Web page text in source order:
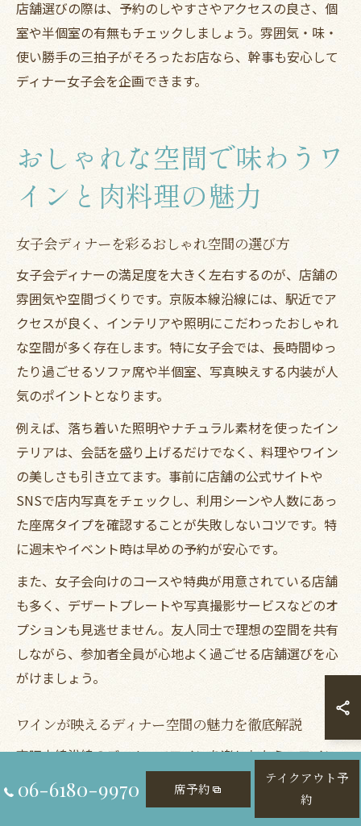
店舗選びの際は、予約のしやすさやアクセスの良さ、個
室や半個室の有無もチェックしましょう。雰囲気・味・
使い勝手の三拍子がそろったお店なら、幹事も安心して
ディナー女子会を企画できます。
おしゃれな空間で味わうワ
インと肉料理の魅力
女子会ディナーを彩るおしゃれ空間の選び方
女子会ディナーの満足度を大きく左右するのが、店舗の
雰囲気や空間づくりです。京阪本線沿線には、駅近でア
クセスが良く、インテリアや照明にこだわったおしゃれ
な空間が多く存在します。特に女子会では、長時間ゆっ
たり過ごせるソファ席や半個室、写真映えする内装が人
気のポイントとなります。
例えば、落ち着いた照明やナチュラル素材を使ったイン
テリアは、会話を盛り上げるだけでなく、料理やワイン
の美しさも引き立てます。事前に店舗の公式サイトや
SNSで店内写真をチェックし、利用シーンや人数にあっ
た座席タイプを確認することが失敗しないコツです。特
に週末やイベント時は早めの予約が安心です。
また、女子会向けのコースや特典が用意されている店舗
も多く、デザートプレートや写真撮影サービスなどのオ
プションも見逃せません。友人同士で理想の空間を共有
しながら、参加者全員が心地よく過ごせる店舗選びを心
がけましょう。
ワインが映えるディナー空間の魅力を徹底解説
京阪本線沿線のディナーでワインを楽しむなら、ワイン
グラスやボトルの見せ方にこだわった空間選びが重要で
す。ガラス張りのワインセラーやオープンキッチンな
06-6180-9970 席予約
テイクアウト予
約